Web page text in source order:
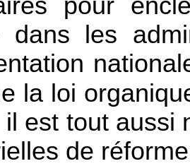
dans les
la loi
il est tout aussi
de